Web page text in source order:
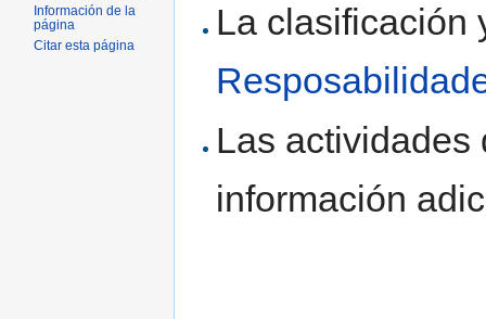
La clasificación
Las actividades
información
Información de la
página
Citar esta página